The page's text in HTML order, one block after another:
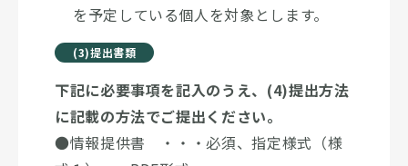
を予定している個人を対象とします。
(3)提出書類
下記に必要事項を記入のうえ、(4)提出方法
に記載の方法でご提出ください。
●情報提供書 ・・・必須、指定様式（様